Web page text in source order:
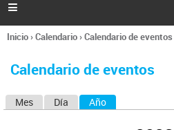
l

Se
usted
Inicio›Calendario›Calendario de eventos
Calendario de eventos
Mes Día Año